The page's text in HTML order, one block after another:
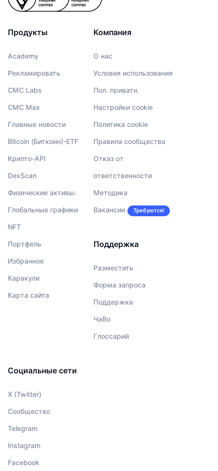
Продукты
Academy
Рекламировать
CMC Labs
CMC Max
Главные новости
Bitcoin (Биткоин)-ETF
Крипто-API
DexScan
Физические активы:
Глобальные графики
NFT
Портфель
Избранное
Каракули
Карта сайта
Компания
О нас
Условия использования
Пол. приватн.
Настройки cookie
Политика cookie
Правила сообщества
Отказ от
ответственности
Методика
Вакансии Требуются!
Поддержка
Разместить
Форма запроса
Поддержка
ЧаВо
Глоссарий
Социальные сети
X (Twitter)
Сообщество
Telegram
Instagram
Facebook